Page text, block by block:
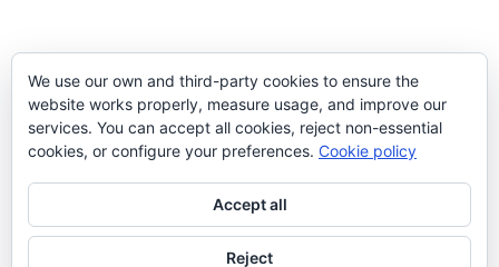
We use our own and third-party cookies to ensure the
website works properly, measure usage, and improve our
services. You can accept all cookies, reject non-essential
cookies, or configure your preferences. Cookie policy
Accept all
Reject